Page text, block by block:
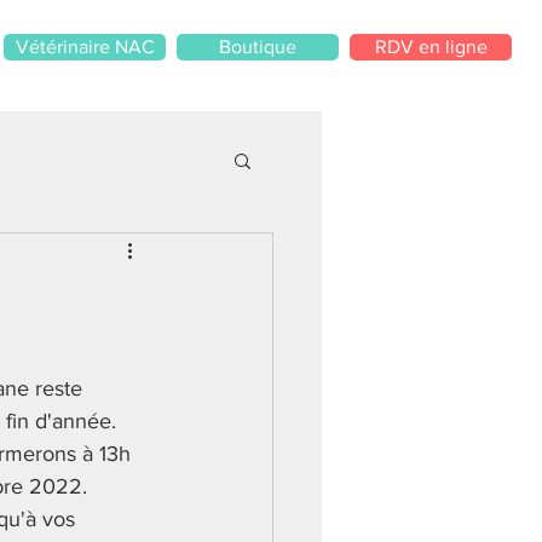
Vétérinaire NAC Boutique RDV en ligne
reste
d'année.
à 13h
2022.
vos